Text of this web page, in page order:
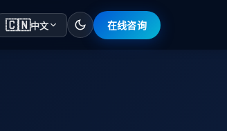
🇨🇳中文 在线咨询